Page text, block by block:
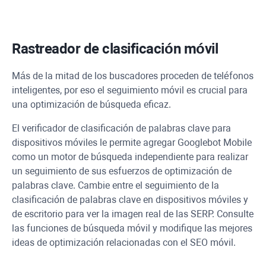
Rastreador de clasificación móvil
Más de la mitad de los buscadores proceden de teléfonos
inteligentes, por eso el seguimiento móvil es crucial para
una optimización de búsqueda eficaz.
El verificador de clasificación de palabras clave para
dispositivos móviles le permite agregar Googlebot Mobile
como un motor de búsqueda independiente para realizar
un seguimiento de sus esfuerzos de optimización de
palabras clave. Cambie entre el seguimiento de la
clasificación de palabras clave en dispositivos móviles y
de escritorio para ver la imagen real de las SERP. Consulte
las funciones de búsqueda móvil y modifique las mejores
ideas de optimización relacionadas con el SEO móvil.